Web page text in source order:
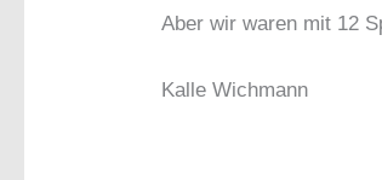
Aber wir waren mit 12
Kalle Wichmann